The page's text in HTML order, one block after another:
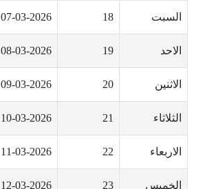
السبت 18
07-03-2026
الاحد 19
08-03-2026
الاثنين 20
09-03-2026
الثلاثاء 21
10-03-2026
الاربعاء 22
11-03-2026
الخميس 23
12-03-2026